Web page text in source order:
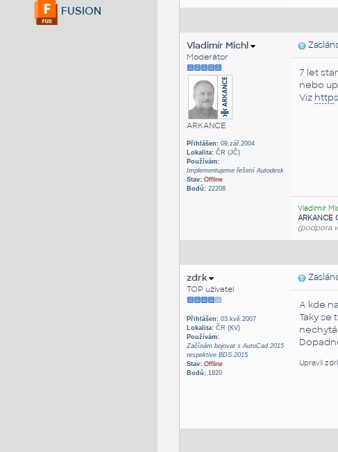
FUSION
Vladimír Michl
Moderátor
ARKANCE
Přihlášen:09.zář.2004
Lokalita:ČR (JČ)
Používám:
Implementujeme řešení Autodesk
Stav: Offline
Bodů:22208
7 let
nebo
Viz http
Vladimír
ARKANCE
(podpora
zdrk
TOP uživatel
Přihlášen:03.kvě.2007
Lokalita:ČR (KV)
Používám:
Začínám bojovat s AutoCad 2015
respektive BDS 2015
Stav: Offline
Bodů:1820
A kde
Taky se
Upravil